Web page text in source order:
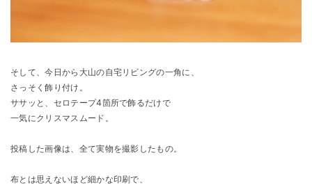
そして、今日から大山の自宅リビングの一角に、
さっそく飾り付け。
ササッと、セロテープ4箇所で飾るだけで
一気にクリスマスムード。
投稿した画像は、全て実物を撮影したもの。
布とは思えないほど細かな印刷で、